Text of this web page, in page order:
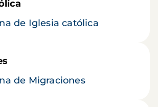
de Iglesia católica
de Migraciones